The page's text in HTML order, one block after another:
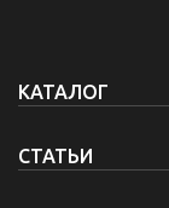
КАТАЛОГ
СТАТЬИ